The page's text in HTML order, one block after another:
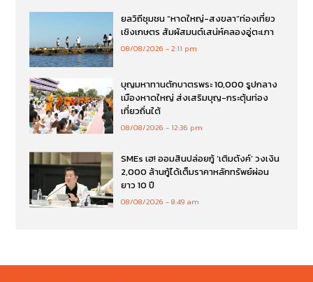
ยลวิถีชุมชน “หาดใหญ่-สงขลา”ท่องเที่ยว
เชิงเกษตร สัมผัสมนต์เสน่ห์คลองอู่ตะเภา
08/08/2026 2:11 pm
บุญมหาทานตักบาตรพระ 10,000 รูปกลาง
เมืองหาดใหญ่ ส่งเสริมบุญ-กระตุ้นท่อง
เที่ยวถิ่นใต้
08/08/2026 12:36 pm
SMEs เฮ! ออมสินปล่อยกู้ ‘เติมตังค์’ วงเงิน
2,000 ล้านกู้ได้เต็มราคาหลักทรัพย์ผ่อน
ยาว 10 ปี
08/08/2026 8:49 am